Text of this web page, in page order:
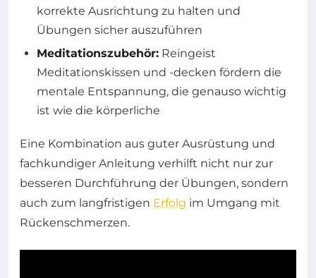
korrekte Ausrichtung zu halten und
Übungen sicher auszuführen
Meditationszubehör: Reingeist
Meditationskissen und -decken fördern die
mentale Entspannung, die genauso wichtig
ist wie die körperliche
Eine Kombination aus guter Ausrüstung und
fachkundiger Anleitung verhilft nicht nur zur
besseren Durchführung der Übungen, sondern
auch zum langfristigen Erfolg im Umgang mit
Rückenschmerzen.